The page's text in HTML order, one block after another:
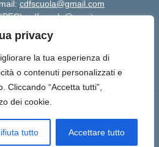
privacy
la tua esperienza di
o contenuti personalizzati e
Cliccando “Accetta tutti”,
dei cookie.
tutto Accettare tutto
cdfscuola@gmail.com
cdfscuola@pec.it